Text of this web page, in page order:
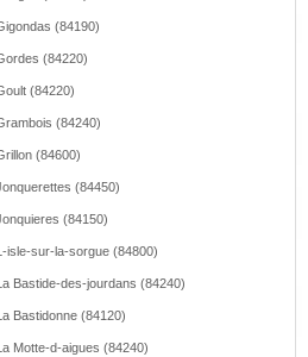
(84190)
(84220)
(84220)
(84240)
(84600)
(84450)
(84150)
isle-sur-la-sorgue (84800)
Bastide-des-jourdans (84240)
Bastidonne (84120)
Motte-d-aigues (84240)